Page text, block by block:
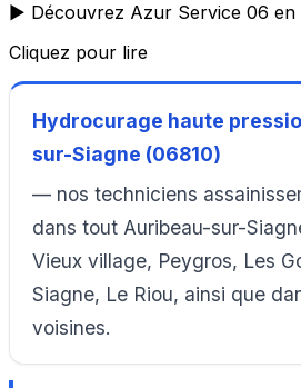
▶️ Découvrez Azur Service 06 en
Cliquez pour lire
Hydrocurage haute
sur-Siagne (06810)
— nos techniciens
dans tout Auribeau-sur-
Vieux village, Peygros, Les
Siagne, Le Riou, ainsi que
voisines.